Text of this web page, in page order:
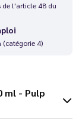
de l'article 48 du
(catégorie 4)